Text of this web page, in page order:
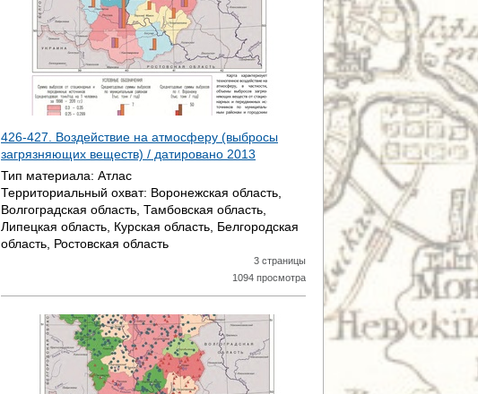
426-427. Воздействие на атмосферу (выбросы
загрязняющих веществ) / датировано 2013
Тип материала: Атлас
Территориальный охват: Воронежская область,
Волгоградская область, Тамбовская область,
Липецкая область, Курская область, Белгородская
область, Ростовская область
3 страницы
1094 просмотра